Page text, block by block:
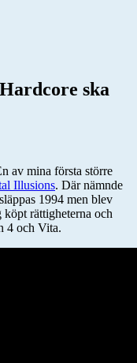
ska
av mina första större
Illusions. Där nämnde
1994 men blev
rättigheterna och
4 och Vita.